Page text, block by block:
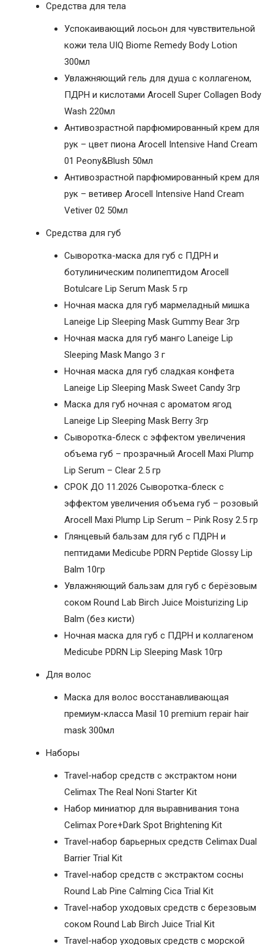
Средства для тела
Успокаивающий лосьон для чувствительной
кожи тела UIQ Biome Remedy Body Lotion
300мл
Увлажняющий гель для душа с коллагеном,
ПДРН и кислотами Arocell Super Collagen Body
Wash 220мл
Антивозрастной парфюмированный крем для
рук – цвет пиона Arocell Intensive Hand Cream
01 Peony&Blush 50мл
Антивозрастной парфюмированный крем для
рук – ветивер Arocell Intensive Hand Cream
Vetiver 02 50мл
Средства для губ
Cыворотка-маска для губ с ПДРН и
ботулиническим полипептидом Arocell
Botulcare Lip Serum Mask 5 гр
Ночная маска для губ мармеладный мишка
Laneige Lip Sleeping Mask Gummy Bear 3гр
Ночная маска для губ манго Laneige Lip
Sleeping Mask Mango 3 г
Ночная маска для губ сладкая конфета
Laneige Lip Sleeping Mask Sweet Candy 3гр
Маска для губ ночная с ароматом ягод
Laneige Lip Sleeping Mask Berry 3гр
Сыворотка-блеск с эффектом увеличения
объема губ – прозрачный Arocell Maxi Plump
Lip Serum – Clear 2.5 гр
СРОК ДО 11.2026 Сыворотка-блеск с
эффектом увеличения объема губ – розовый
Arocell Maxi Plump Lip Serum – Pink Rosy 2.5 гр
Глянцевый бальзам для губ с ПДРН и
пептидами Medicube PDRN Peptide Glossy Lip
Balm 10гр
Увлажняющий бальзам для губ с берёзовым
соком Round Lab Birch Juice Moisturizing Lip
Balm (без кисти)
Ночная маска для губ с ПДРН и коллагеном
Medicube PDRN Lip Sleeping Mask 10гр
Для волос
Маска для волос восстанавливающая
премиум-класса Masil 10 premium repair hair
mask 300мл
Наборы
Travel-набор средств с экстрактом нони
Celimax The Real Noni Starter Kit
Набор миниатюр для выравнивания тона
Celimax Pore+Dark Spot Brightening Kit
Travel-набор барьерных средств Celimax Dual
Barrier Trial Kit
Travel-набор средств с экстрактом сосны
Round Lab Pine Calming Cica Trial Kit
Travel-набор уходовых средств с березовым
соком Round Lab Birch Juice Trial Kit
Travel-набор уходовых средств с морской